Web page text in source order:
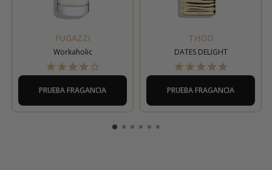
FUGAZZI
Workaholic
PRUEBA FRAGANCIA
THOO
DATES DELIGHT
PRUEBA FRAGANCIA